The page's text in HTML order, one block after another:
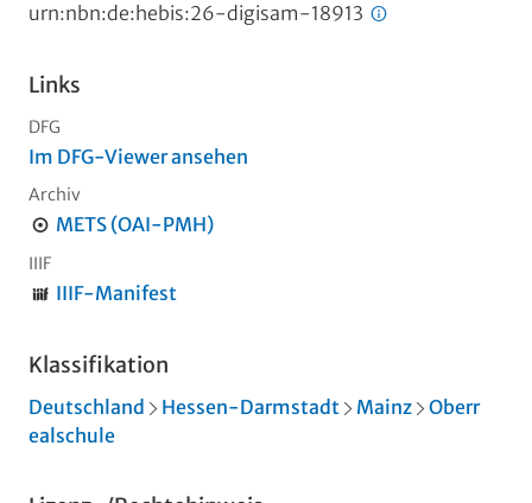
urn:nbn:de:hebis:26-digisam-18913
Links
DFG
Im DFG-Viewer ansehen
Archiv
METS (OAI-PMH)
IIIF
IIIF-Manifest
Klassifikation
Deutschland Hessen-Darmstadt Mainz
Oberr
ealschule